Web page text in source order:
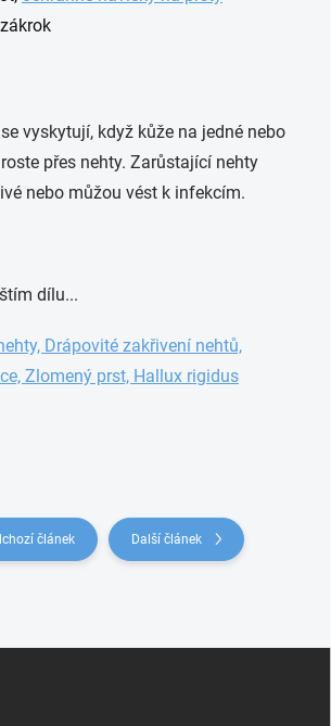
se vyskytují, když kůže na jedné nebo
přes nehty. Zarůstající nehty
nebo můžou vést k infekcím.
dílu...
Drápovité zakřivení nehtů,
Zlomený prst, Hallux rigidus
článek Další článek